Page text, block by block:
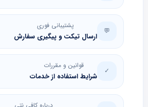
💬
پشتیبانی فوری
ارسال تیکت و پیگیری سفارش
✓
قوانین و مقررات
شرایط استفاده از خدمات